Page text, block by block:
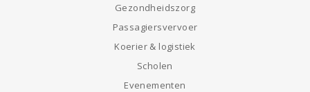
Gezondheidszorg
Passagiersvervoer
Koerier & logistiek
Scholen
Evenementen